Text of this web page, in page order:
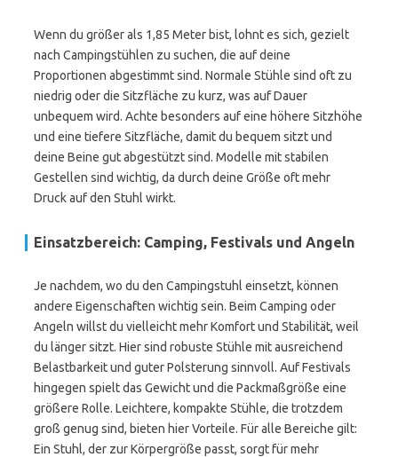
Wenn du größer als 1,85 Meter bist, lohnt es sich, gezielt
nach Campingstühlen zu suchen, die auf deine
Proportionen abgestimmt sind. Normale Stühle sind oft zu
niedrig oder die Sitzfläche zu kurz, was auf Dauer
unbequem wird. Achte besonders auf eine höhere Sitzhöhe
und eine tiefere Sitzfläche, damit du bequem sitzt und
deine Beine gut abgestützt sind. Modelle mit stabilen
Gestellen sind wichtig, da durch deine Größe oft mehr
Druck auf den Stuhl wirkt.
Einsatzbereich: Camping, Festivals und Angeln
Je nachdem, wo du den Campingstuhl einsetzt, können
andere Eigenschaften wichtig sein. Beim Camping oder
Angeln willst du vielleicht mehr Komfort und Stabilität, weil
du länger sitzt. Hier sind robuste Stühle mit ausreichend
Belastbarkeit und guter Polsterung sinnvoll. Auf Festivals
hingegen spielt das Gewicht und die Packmaßgröße eine
größere Rolle. Leichtere, kompakte Stühle, die trotzdem
groß genug sind, bieten hier Vorteile. Für alle Bereiche gilt:
Ein Stuhl, der zur Körpergröße passt, sorgt für mehr